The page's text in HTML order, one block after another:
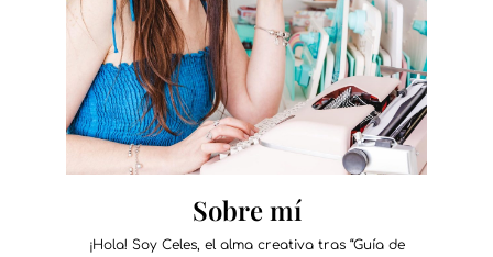
Sobre mí
¡Hola! Soy Celes, el alma creativa tras “Guía de